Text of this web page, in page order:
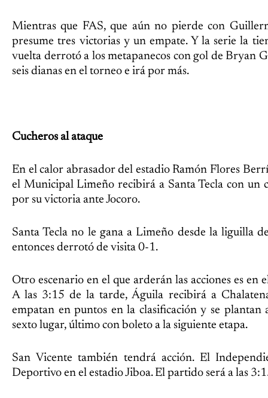
Mientras que FAS, que aún no pierde con
presume tres victorias y un empate. Y la serie la
vuelta derrotó a los metapanecos con gol de Bryan
seis dianas en el torneo e irá por más.
Cucheros al ataque
En el calor abrasador del estadio Ramón Flores
el Municipal Limeño recibirá a Santa Tecla con un
por su victoria ante Jocoro.
Santa Tecla no le gana a Limeño desde la liguilla
entonces derrotó de visita 0-1.
Otro escenario en el que arderán las acciones es en
A las 3:15 de la tarde, Águila recibirá a
empatan en puntos en la clasificación y se plantan
sexto lugar, último con boleto a la siguiente etapa.
San Vicente también tendrá acción. El
Deportivo en el estadio Jiboa. El partido será a las